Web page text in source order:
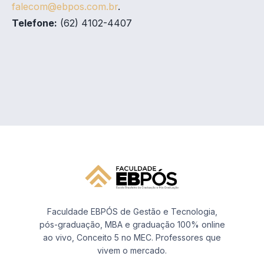
falecom@ebpos.com.br.
Telefone: (62) 4102-4407
Faculdade EBPÓS de Gestão e Tecnologia,
pós-graduação, MBA e graduação 100% online
ao vivo, Conceito 5 no MEC. Professores que
vivem o mercado.